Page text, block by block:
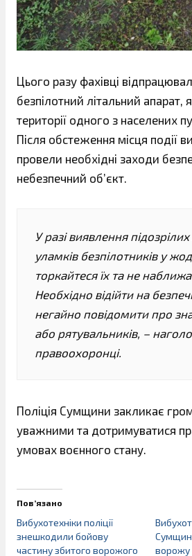
Цього разу фахівці
безпілотний літальний апарат,
території одного з населених
Після обстеження місця події
провели необхідні заходи
небезпечний об’єкт.
У разі виявлення
уламків безпілотників у
торкайтеся їх та не
Необхідно відійти на
негайно повідомити про
або рятувальників, –
правоохоронці.
Поліція Сумщини закликає
уважними та дотримуватися
умовах воєнного стану.
Пов’язано
Вибухотехніки поліції
знешкодили бойову
частину збитого ворожого
ворожу